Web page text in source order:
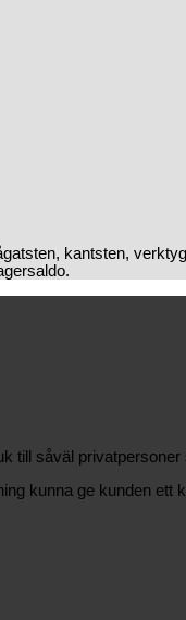
kantsten,
till såväl
kunna ge kunden ett